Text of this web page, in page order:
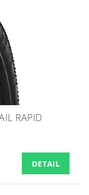
RAPID
DETAIL